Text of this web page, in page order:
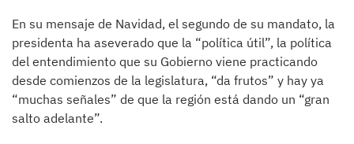
En su mensaje de Navidad, el segundo de su mandato, la
presidenta ha aseverado que la “política útil”, la política
del entendimiento que su Gobierno viene practicando
desde comienzos de la legislatura, “da frutos” y hay ya
“muchas señales” de que la región está dando un “gran
salto adelante”.